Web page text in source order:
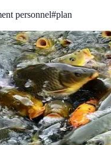
personnel#plan